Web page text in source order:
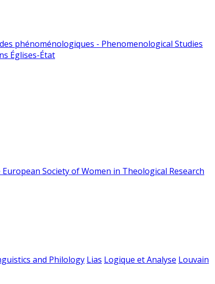
phénoménologiques - Phenomenological Studies
Églises-État
Society of Women in Theological Research
and Philology Lias Logique et Analyse Louvain